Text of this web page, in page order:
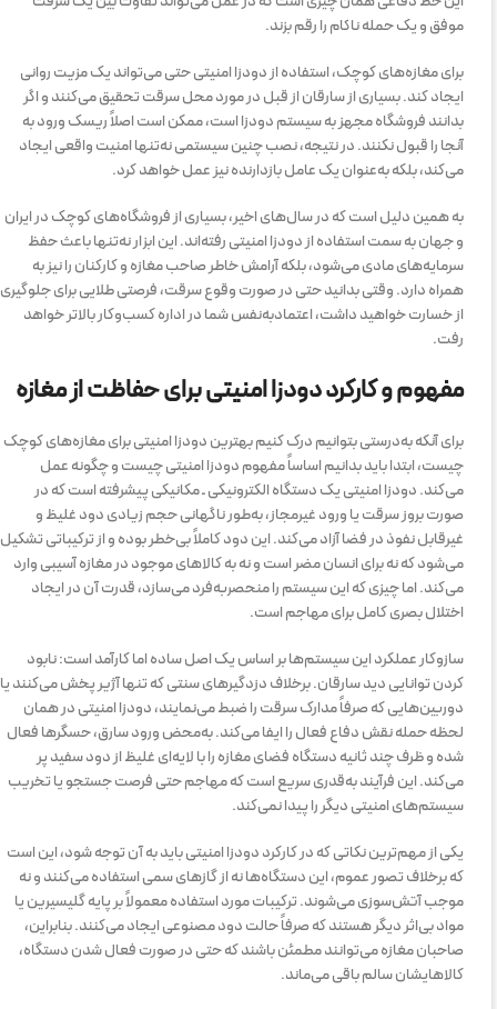
موفق و یک حمله ناکام را رقم بزند.
برای مغازه‌های کوچک، استفاده از دودزا امنیتی حتی می‌تواند یک مزیت روانی
ایجاد کند. بسیاری از سارقان از قبل در مورد محل سرقت تحقیق می‌کنند و اگر
بدانند فروشگاه مجهز به سیستم دودزا است، ممکن است اصلاً ریسک ورود به
آنجا را قبول نکنند. در نتیجه، نصب چنین سیستمی نه‌تنها امنیت واقعی ایجاد
می‌کند، بلکه به‌عنوان یک عامل بازدارنده نیز عمل خواهد کرد.
به همین دلیل است که در سال‌های اخیر، بسیاری از فروشگاه‌های کوچک در ایران
و جهان به سمت استفاده از دودزا امنیتی رفته‌اند. این ابزار نه‌تنها باعث حفظ
سرمایه‌های مادی می‌شود، بلکه آرامش خاطر صاحب مغازه و کارکنان را نیز به
همراه دارد. وقتی بدانید حتی در صورت وقوع سرقت، فرصتی طلایی برای جلوگیری
از خسارت خواهید داشت، اعتمادبه‌نفس شما در اداره کسب‌وکار بالاتر خواهد
رفت.
مفهوم و کارکرد دودزا امنیتی برای حفاظت از مغازه
برای آنکه به‌درستی بتوانیم درک کنیم بهترین دودزا امنیتی برای مغازه‌های کوچک
چیست، ابتدا باید بدانیم اساساً مفهوم دودزا امنیتی چیست و چگونه عمل
می‌کند. دودزا امنیتی یک دستگاه الکترونیکی ـ مکانیکی پیشرفته است که در
صورت بروز سرقت یا ورود غیرمجاز، به‌طور ناگهانی حجم زیادی دود غلیظ و
غیرقابل نفوذ در فضا آزاد می‌کند. این دود کاملاً بی‌خطر بوده و از ترکیباتی تشکیل
می‌شود که نه برای انسان مضر است و نه به کالاهای موجود در مغازه آسیبی وارد
می‌کند. اما چیزی که این سیستم را منحصربه‌فرد می‌سازد، قدرت آن در ایجاد
اختلال بصری کامل برای مهاجم است.
سازوکار عملکرد این سیستم‌ها بر اساس یک اصل ساده اما کارآمد است: نابود
کردن توانایی دید سارقان. برخلاف دزدگیرهای سنتی که تنها آژیر پخش می‌کنند یا
دوربین‌هایی که صرفاً مدارک سرقت را ضبط می‌نمایند، دودزا امنیتی در همان
لحظه حمله نقش دفاع فعال را ایفا می‌کند. به‌محض ورود سارق، حسگرها فعال
شده و ظرف چند ثانیه دستگاه فضای مغازه را با لایه‌ای غلیظ از دود سفید پر
می‌کند. این فرآیند به‌قدری سریع است که مهاجم حتی فرصت جستجو یا تخریب
سیستم‌های امنیتی دیگر را پیدا نمی‌کند.
یکی از مهم‌ترین نکاتی که در کارکرد دودزا امنیتی باید به آن توجه شود، این است
که برخلاف تصور عموم، این دستگاه‌ها نه از گازهای سمی استفاده می‌کنند و نه
موجب آتش‌سوزی می‌شوند. ترکیبات مورد استفاده معمولاً بر پایه گلیسیرین یا
مواد بی‌اثر دیگر هستند که صرفاً حالت دود مصنوعی ایجاد می‌کنند. بنابراین،
صاحبان مغازه می‌توانند مطمئن باشند که حتی در صورت فعال شدن دستگاه،
کالاهایشان سالم باقی می‌ماند.